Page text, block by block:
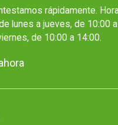
rápidamente.
lunes a jueves, de 10:00
de 10:00 a 14:00.